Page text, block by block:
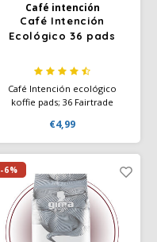
Café intención
Café Intención
Ecológico 36 pads
Café Intención ecológico
koffie pads; 36 Fairtrade
Darboven. Eerlijk verhandelde
koffie van biologische
kwaliteit.
€4,99
-6%